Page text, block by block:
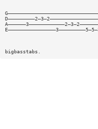
bigbasstabs.